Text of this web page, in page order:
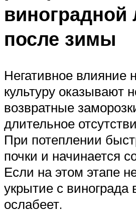
виноградной
после зимы
Негативное влияние
культуру оказывают
возвратные
длительное
При потеплении
почки и начинается
Если на этом этапе
укрытие с винограда
ослабеет.